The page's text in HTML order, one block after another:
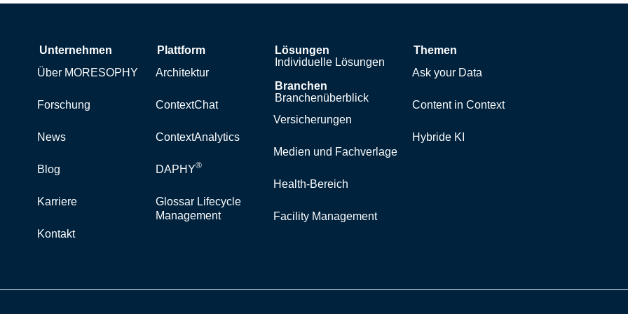
Unternehmen
Über MORESOPHY
Forschung
News
Blog
Karriere
Kontakt
Plattform
Architektur
ContextChat
ContextAnalytics
DAPHY®
Glossar Lifecycle
Management
Lösungen
Individuelle Lösungen
Branchen
Branchenüberblick
Versicherungen
Medien und Fachverlage
Health-Bereich
Facility Management
Themen
Ask your Data
Content in Context
Hybride KI